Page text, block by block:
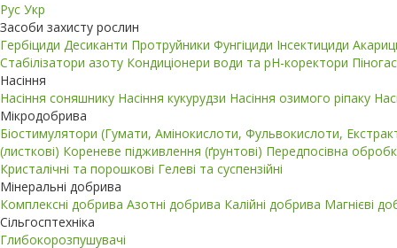
Рус Укр
Засоби захисту рослин
Гербіциди Десиканти Протруйники Фунгіциди Інсектициди
Стабілізатори азоту Кондиціонери води та pH-коректори
Насіння
Насіння соняшнику Насіння кукурудзи Насіння озимого ріпаку
Мікродобрива
Біостимулятори (Гумати, Амінокислоти, Фульвокислоти,
(листкові) Кореневе підживлення (ґрунтові) Передпосівна
Кристалічні та порошкові Гелеві та суспензійні
Мінеральні добрива
Комплексні добрива Азотні добрива Калійні добрива Магнієві
Сільгосптехніка
Глибокорозпушувачі